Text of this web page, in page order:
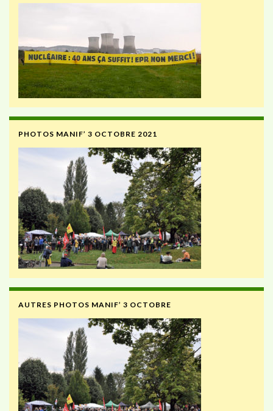
PHOTOS MANIF’ 3 OCTOBRE 2021
AUTRES PHOTOS MANIF’ 3 OCTOBRE